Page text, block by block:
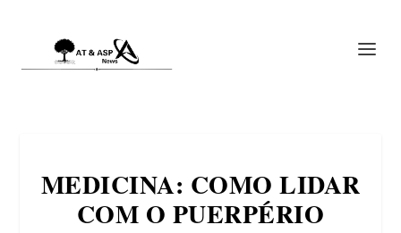
MEDICINA: COMO LIDAR
COM O PUERPÉRIO